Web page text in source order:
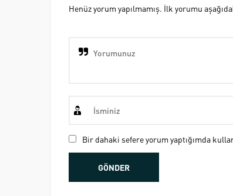
Henüz yorum yapılmamış. İlk yorumu
Bir dahaki sefere yorum yaptığımda